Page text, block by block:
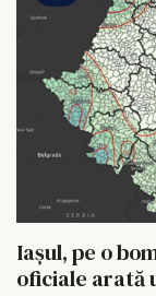
Iașul, pe o
oficiale arată